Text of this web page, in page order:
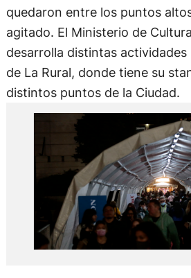
quedaron entre los puntos
agitado. El Ministerio de
desarrolla distintas
de La Rural, donde tiene su
distintos puntos de la Ciudad.